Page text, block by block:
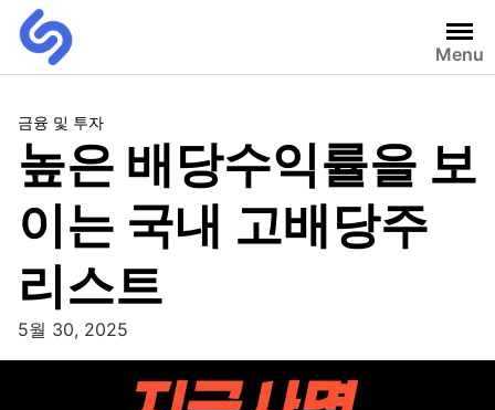
Menu
금융 및 투자
높은 배당수익률을 보
이는 국내 고배당주
리스트
5월 30, 2025